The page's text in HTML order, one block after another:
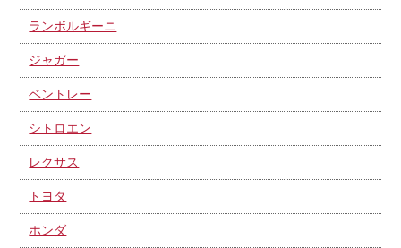
ランボルギーニ
ジャガー
ベントレー
シトロエン
レクサス
トヨタ
ホンダ